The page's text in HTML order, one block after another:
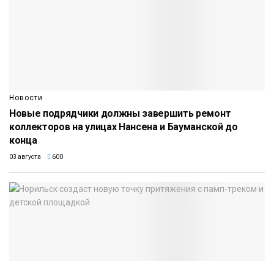
Новости
Новые подрядчики должны завершить ремонт
коллекторов на улицах Нансена и Бауманской до
конца
03 августа 600